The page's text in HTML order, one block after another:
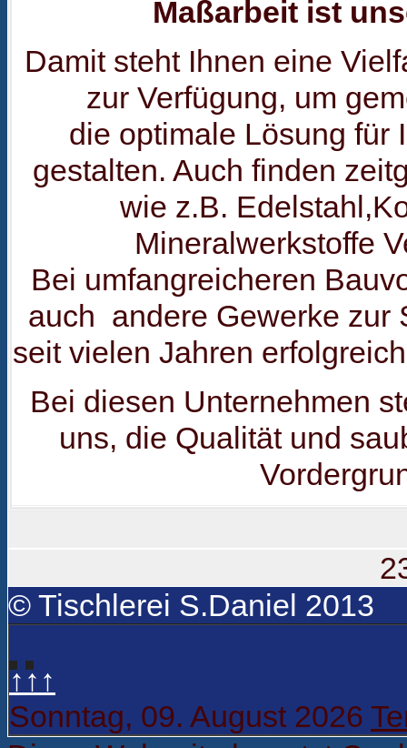
Maßarbeit ist
Damit steht Ihnen eine
zur Verfügung, um
die optimale Lösung für
gestalten. Auch finden
wie z.B.
Mineralwerkstoffe
Bei umfangreicheren
auch andere Gewerke zur
seit vielen Jahren
Bei diesen Unternehmen
uns, die Qualität und
© Tischlerei S.Daniel 2013
↑↑↑
Sonntag, 09. August 2026